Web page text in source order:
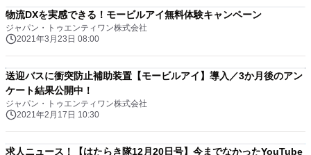
物流DXを実感できる！モービルアイ無料体験キャンペーン
ジャパン・トゥエンティワン株式会社
2021年3月23日 08:00
送迎バスに衝突防止補助装置【モービルアイ】導入／3か月後のアン
ケート結果公開中！
ジャパン・トゥエンティワン株式会社
2021年2月17日 10:30
求人ニュース！【はたらき隊12月20日号】今までなかったYouTube